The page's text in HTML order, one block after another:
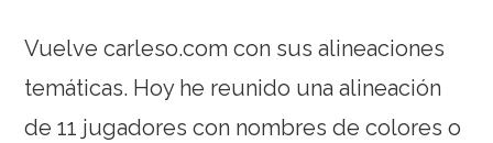
Vuelve carleso.com con sus alineaciones
temáticas. Hoy he reunido una alineación
de 11 jugadores con nombres de colores o